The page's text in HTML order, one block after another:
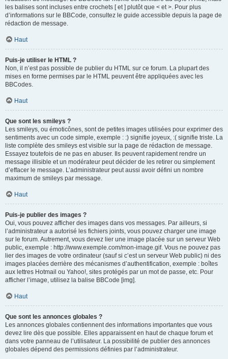
les balises sont incluses entre crochets [ et ] plutôt que < et >. Pour plus
d’informations sur le BBCode, consultez le guide accessible depuis la page de
rédaction de message.
Haut
Puis-je utiliser le HTML ?
Non, il n’est pas possible de publier du HTML sur ce forum. La plupart des
mises en forme permises par le HTML peuvent être appliquées avec les
BBCodes.
Haut
Que sont les smileys ?
Les smileys, ou émoticônes, sont de petites images utilisées pour exprimer des
sentiments avec un code simple, exemple : :) signifie joyeux, :( signifie triste. La
liste complète des smileys est visible sur la page de rédaction de message.
Essayez toutefois de ne pas en abuser. Ils peuvent rapidement rendre un
message illisible et un modérateur peut décider de les retirer ou simplement
d’effacer le message. L’administrateur peut aussi avoir défini un nombre
maximum de smileys par message.
Haut
Puis-je publier des images ?
Oui, vous pouvez afficher des images dans vos messages. Par ailleurs, si
l’administrateur a autorisé les fichiers joints, vous pouvez charger une image
sur le forum. Autrement, vous devez lier une image placée sur un serveur Web
public, exemple : http://www.exemple.com/mon-image.gif. Vous ne pouvez pas
lier des images de votre ordinateur (sauf si c’est un serveur Web public) ni des
images placées derrière des mécanismes d’authentification, exemple : boîtes
aux lettres Hotmail ou Yahoo!, sites protégés par un mot de passe, etc. Pour
afficher l’image, utilisez la balise BBCode [img].
Haut
Que sont les annonces globales ?
Les annonces globales contiennent des informations importantes que vous
devez lire dès que possible. Elles apparaissent en haut de chaque forum et
dans votre panneau de l’utilisateur. La possibilité de publier des annonces
globales dépend des permissions définies par l’administrateur.